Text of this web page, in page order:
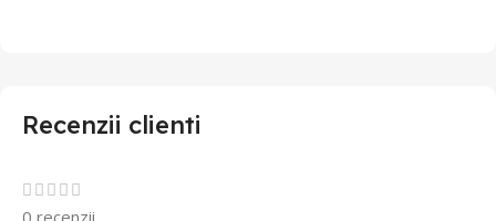
Recenzii clienti
0 recenzii